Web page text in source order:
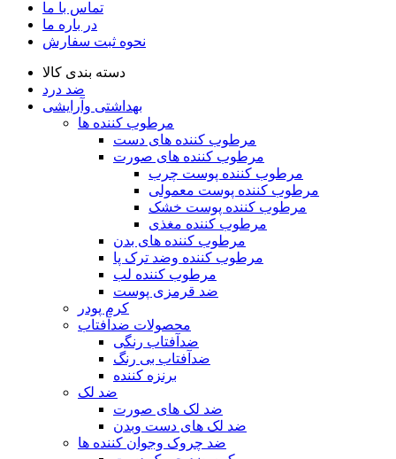
تماس با ما
در باره ما
نحوه ثبت سفارش
دسته بندی کالا
ضد درد
بهداشتی وآرایشی
مرطوب کننده ها
مرطوب کننده های دست
مرطوب کننده های صورت
مرطوب کننده پوست چرب
مرطوب کننده پوست معمولی
مرطوب کننده پوست خشک
مرطوب کننده مغذی
مرطوب کننده های بدن
مرطوب کننده وضد ترک پا
مرطوب کننده لب
ضد قرمزی پوست
کرم پودر
محصولات ضدآفتاب
ضدآفتاب رنگی
ضدآفتاب بی رنگ
برنزه کننده
ضد لک
ضد لک های صورت
ضد لک های دست وبدن
ضد چروک وجوان کننده ها